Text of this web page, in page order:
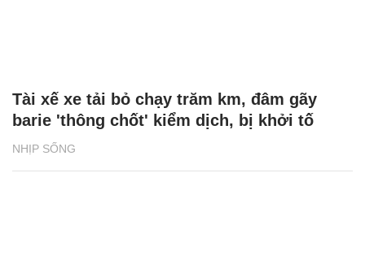
NHỊP SỐNG
Tài xế xe tải bỏ chạy trăm km, đâm gãy
barie 'thông chốt' kiểm dịch, bị khởi tố